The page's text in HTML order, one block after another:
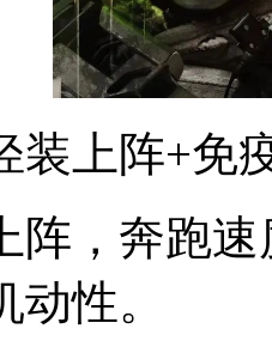
装上阵+免
阵，奔跑
性。